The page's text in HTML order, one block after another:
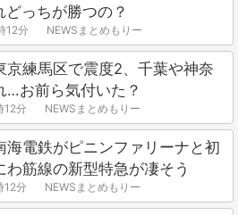
っちが勝つの？
12分 NEWSまとめもりー
京練馬区で震度2、千葉や神奈
…お前ら気付いた？
12分 NEWSまとめもりー
海電鉄がピニンファリーナと初
わ筋線の新型特急が凄そう
12分 NEWSまとめもりー